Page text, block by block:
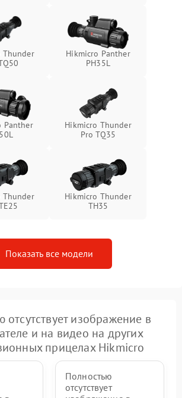
1500 ₽ Подробнее →
Подробнее →
защиты
1500 ₽ Подробнее →
Thunder
Hikmicro Panther
PH35L
Panther
Hikmicro Thunder
Pro TQ35
Thunder
Hikmicro Thunder
TH35
Показать все модели
отсутствует изображение в
и на видео на других
прицелах Hikmicro
Полностью
отсутствует